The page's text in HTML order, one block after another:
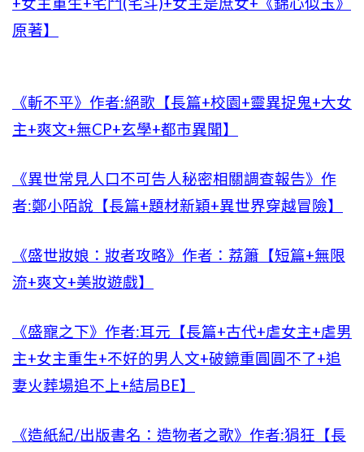
原著】
《斬不平》作者:絕歌【長篇+校園+靈異捉鬼+大女
主+爽文+無CP+玄學+都市異聞】
《異世常見人口不可告人秘密相關調查報告》作
者:鄭小陌說【長篇+題材新穎+異世界穿越冒險】
《盛世妝娘：妝者攻略》作者：荔簫【短篇+無限
流+爽文+美妝遊戲】
《盛寵之下》作者:耳元【長篇+古代+虐女主+虐男
主+女主重生+不好的男人文+破鏡重圓圓不了+追
妻火葬場追不上+結局BE】
《造紙紀/出版書名：造物者之歌》作者:狷狂【長